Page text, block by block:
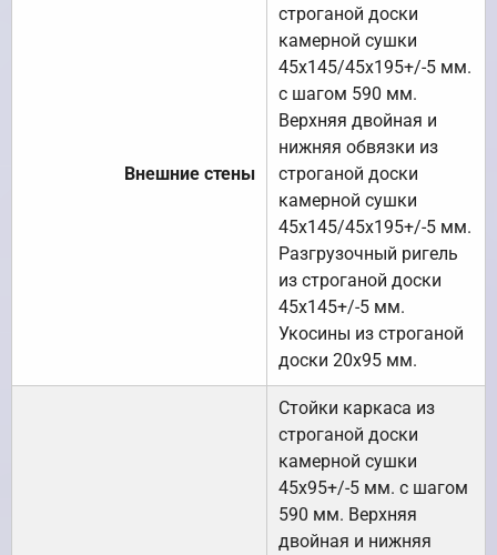
Внешние стены
строганой доски
камерной сушки
45х145/45х195+/-5 мм.
с шагом 590 мм.
Верхняя двойная и
нижняя обвязки из
строганой доски
камерной сушки
45х145/45х195+/-5 мм.
Разгрузочный ригель
из строганой доски
45х145+/-5 мм.
Укосины из строганой
доски 20х95 мм.
Стойки каркаса из
строганой доски
камерной сушки
45х95+/-5 мм. с шагом
590 мм. Верхняя
двойная и нижняя